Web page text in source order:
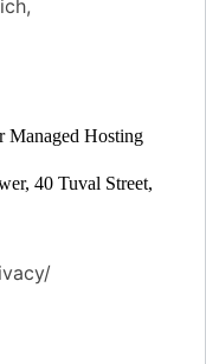
Managed Hosting
40 Tuval Street,